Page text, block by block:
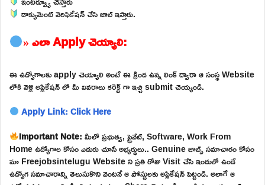
డాక్యుమెంట్ వెరిఫికేషన్ చేసి జాబ్ ఇస్తారు.
» ఎలా Apply చెయ్యాలి:
ఈ ఉద్యోగాలకు apply చెయ్యాలి అంటే ఈ క్రింద ఉన్న లింక్ ద్వారా ఆ సంస్థ Website
లోకి వెళ్లి అప్లికేషన్ లో మీ వివరాలు కరెక్ట్ గా ఇచ్చి submit చెయ్యండి.
Apply Link: Click Here
Important Note:మీలో ప్రభుత్వ, ప్రైవేట్, Software, Work From
Home ఉద్యోగాల కోసం ఎదురు చూసే అభ్యర్థులు.. Genuine జాబ్స్ సమాచారం కోసం
మా Freejobsintelugu Website ని ప్రతి రోజు Visit చేసి ఇందులో ఉండే
ఉద్యోగ సమాచారాన్ని తెలుసుకొని వెంటనే ఆ పోస్టులకు అప్లికేషన్ పెట్టండి. అలాగే ఆ